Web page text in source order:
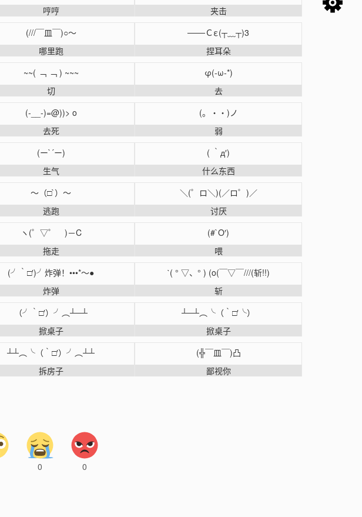
哼哼
夹击
(///￣皿￣)○～
哪里跑
───Ｃε(┬﹏┬)3
捏耳朵
~~( ﹁ ﹁ ) ~~~
切
φ(-ω-*)
去
(-__-)=@))> o
去死
(。・・)ノ
弱
(ー`´ー)
生气
( ｀д′)
什么东西
～（□`）～
逃跑
＼(゜ロ＼)(／ロ゜)／
讨厌
ヽ(゜▽゜ )－C
拖走
(#`O′)
喂
(╯‵□′)╯炸弹！•••*～●
炸弹
ˋ( ° ▽、° ) (o(￣▽￣///(斩!!)
斩
（╯‵□′）╯︵┴─┴
掀桌子
┴─┴︵╰（‵□′╰）
掀桌子
┴┴︵╰（‵□′）╯︵┴┴
拆房子
(╬￣皿￣)凸
鄙视你
0 0